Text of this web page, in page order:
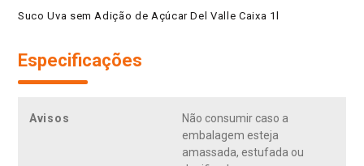
Suco Uva sem Adição de Açúcar Del Valle Caixa 1l
Especificações
Avisos
Não consumir caso a
embalagem esteja
amassada, estufada ou